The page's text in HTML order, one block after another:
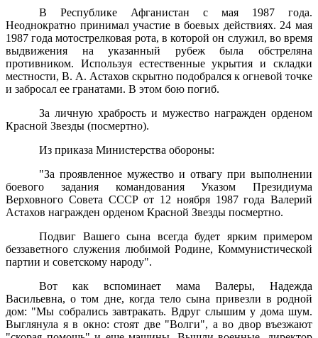
В Республике Афганистан с мая 1987 года.
Неоднократно принимал участие в боевых действиях. 24 мая
1987 года мотострелковая рота, в которой он служил, во время
выдвижения на указанный рубеж была обстреляна
противником. Используя естественные укрытия и складки
местности, В. А. Астахов скрытно подобрался к огневой точке
и забросал ее гранатами. В этом бою погиб.
За личную храбрость и мужество награжден орденом
Красной Звезды (посмертно).
Из приказа Министерства обороны:
"За проявленное мужество и отвагу при выполнении
боевого задания командования Указом Президиума
Верховного Совета СССР от 12 ноября 1987 года Валерий
Астахов награжден орденом Красной Звезды посмертно.
Подвиг Вашего сына всегда будет ярким примером
беззаветного служения любимой Родине, Коммунистической
партии и советскому народу".
Вот как вспоминает мама Валеры, Надежда
Васильевна, о том дне, когда тело сына привезли в родной
дом: "Мы собрались завтракать. Вдруг слышим у дома шум.
Выглянула я в окно: стоят две "Волги", а во двор въезжают